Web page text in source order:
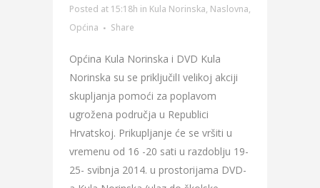
Posted at 15:18h in Kula Norinska, Naslovna,
Općina
Share
Općina Kula Norinska i DVD Kula
Norinska su se priključilI velikoj akciji
skupljanja pomoći za poplavom
ugrožena područja u Republici
Hrvatskoj. Prikupljanje će se vršiti u
vremenu od 16 -20 sati u razdoblju 19-
25- svibnja 2014. u prostorijama DVD-